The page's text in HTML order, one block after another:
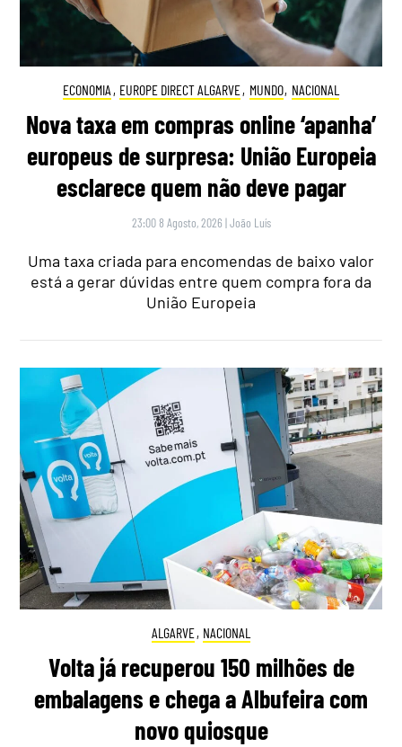
ECONOMIA , EUROPE DIRECT ALGARVE, MUNDO, NACIONAL
Nova taxa em compras online ‘apanha’
europeus de surpresa: União Europeia
esclarece quem não deve pagar
23:00 8 Agosto, 2026 |João Luís
Uma taxa criada para encomendas de baixo valor
está a gerar dúvidas entre quem compra fora da
União Europeia
ALGARVE, NACIONAL
Volta já recuperou 150 milhões de
embalagens e chega a Albufeira com
novo quiosque